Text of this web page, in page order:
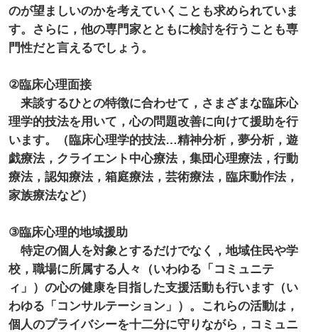
のが望ましいのかを考えていくことも求められていま
す。さらに，他の専門家とともに検討を行うことも専
門性だと言えるでしょう。
②臨床心理面接
来談するひとの特徴に合わせて，さまざまな臨床心
理学的技法を用いて，心の問題改善に向けて援助を行
います。（臨床心理学的技法…精神分析，夢分析，遊
戯療法，クライエント中心療法，集団心理療法，行動
療法，認知療法，箱庭療法，芸術療法，臨床動作法，
家族療法など）
③臨床心理的地域援助
特定の個人を対象とするだけでなく，地域住民や学
校，職場に所属する人々（いわゆる「コミュニテ
ィ」）の心の健康を目指した支援活動も行います（い
わゆる「コンサルテーション」）。これらの活動は，
個人のプライバシーを十二分に守りながら，コミュニ